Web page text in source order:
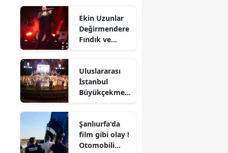
Ekin Uzunlar
Değirmendere
Fındık ve
kemençeyle
şov yaptı
Uluslararası
İstanbul
Büyükçekmec
bitti mi?
Şanlıurfa'da
film gibi olay !
Otomobili